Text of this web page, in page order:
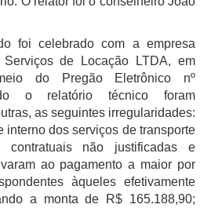
foi celebrado com a empresa
de Locação LTDA, em
do Pregão Eletrônico nº
o relatório técnico foram
as seguintes irregularidades:
interno dos serviços de transporte
contratuais não justificadas e
ao pagamento a maior por
àqueles efetivamente
a monta de R$ 165.188,90;